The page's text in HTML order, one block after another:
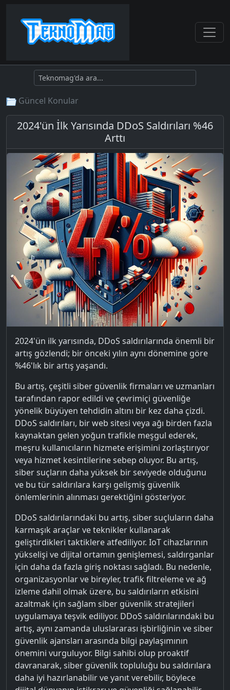
Güncel Konular
2024'ün İlk Yarısında DDoS Saldırıları %46
Arttı
2024'ün ilk yarısında, DDoS saldırılarında önemli bir
artış gözlendi; bir önceki yılın aynı dönemine göre
%46'lık bir artış yaşandı.
Bu artış, çeşitli siber güvenlik firmaları ve uzmanları
tarafından rapor edildi ve çevrimiçi güvenliğe
yönelik büyüyen tehdidin altını bir kez daha çizdi.
DDoS saldırıları, bir web sitesi veya ağı birden fazla
kaynaktan gelen yoğun trafikle meşgul ederek,
meşru kullanıcıların hizmete erişimini zorlaştırıyor
veya hizmet kesintilerine sebep oluyor. Bu artış,
siber suçların daha yüksek bir seviyede olduğunu
ve bu tür saldırılara karşı gelişmiş güvenlik
önlemlerinin alınması gerektiğini gösteriyor.
DDoS saldırılarındaki bu artış, siber suçluların daha
karmaşık araçlar ve teknikler kullanarak
geliştirdikleri taktiklere atfediliyor. IoT cihazlarının
yükselişi ve dijital ortamın genişlemesi, saldırganlar
için daha da fazla giriş noktası sağladı. Bu nedenle,
organizasyonlar ve bireyler, trafik filtreleme ve ağ
izleme dahil olmak üzere, bu saldırıların etkisini
azaltmak için sağlam siber güvenlik stratejileri
uygulamaya teşvik ediliyor. DDoS saldırılarındaki bu
artış, aynı zamanda uluslararası işbirliğinin ve siber
güvenlik ajansları arasında bilgi paylaşımının
önemini vurguluyor. Bilgi sahibi olup proaktif
davranarak, siber güvenlik topluluğu bu saldırılara
daha iyi hazırlanabilir ve yanıt verebilir, böylece